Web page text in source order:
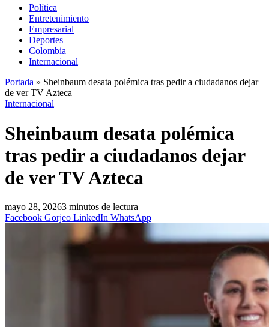
Política
Entretenimiento
Empresarial
Deportes
Colombia
Internacional
Portada » Sheinbaum desata polémica tras pedir a ciudadanos dejar
de ver TV Azteca
Internacional
Sheinbaum desata polémica
tras pedir a ciudadanos dejar
de ver TV Azteca
mayo 28, 20263 minutos de lectura
Facebook Gorjeo LinkedIn WhatsApp